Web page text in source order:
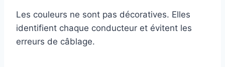
Les couleurs ne sont pas décoratives. Elles
identifient chaque conducteur et évitent les
erreurs de câblage.